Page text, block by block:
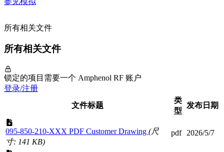
所有相关文件
所有相关文件
锁定的项目需要一个 Amphenol RF 账户
登录/注册
文件标题
类
型
发布日期
095-850-210-XXX PDF Customer Drawing (尺
寸: 141 KB)
pdf 2026/5/7